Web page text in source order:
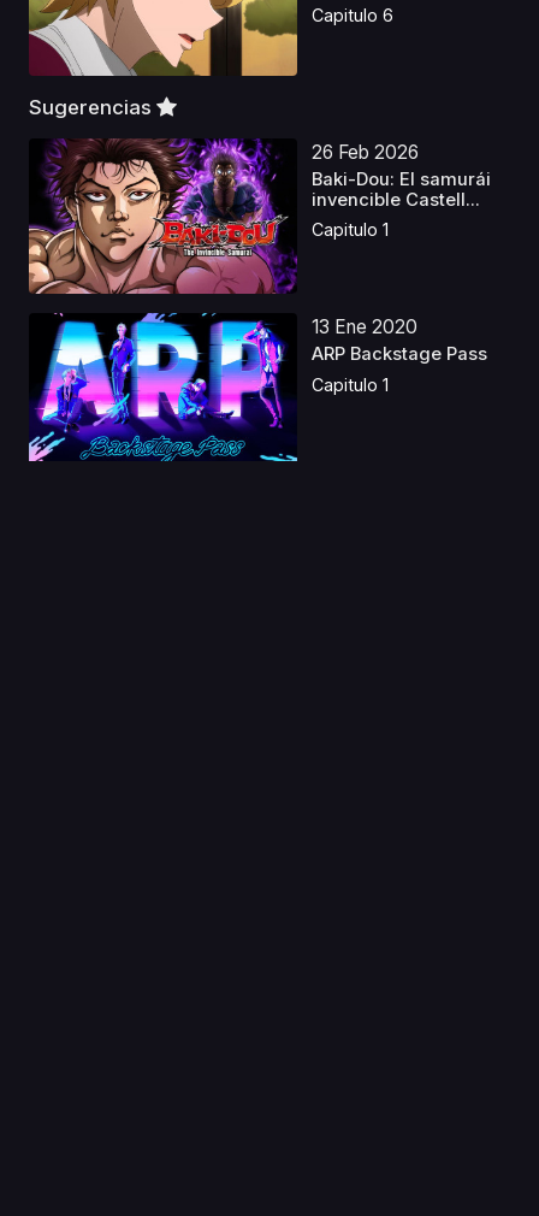
Capitulo 6
Sugerencias
26 Feb 2026
Baki-Dou: El samurái
invencible Castell...
Capitulo 1
13 Ene 2020
ARP Backstage Pass
Capitulo 1